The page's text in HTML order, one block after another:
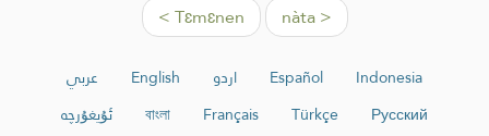
< Tɛmɛnen nàta >
عربي English اردو Español
Indonesia
ئۇيغۇرچە
বাংলা Français Türkçe
Русский